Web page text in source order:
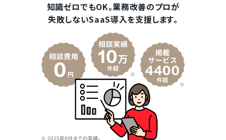
知識ゼロでもOK。業務改善のプロが
失敗しないSaaS導入を支援します。